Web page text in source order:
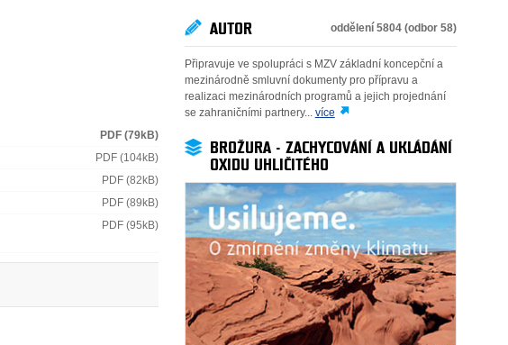
PDF (79kB)
PDF (104kB)
PDF (82kB)
PDF (89kB)
PDF (95kB)
AUTOR oddělení 5804 (odbor 58)
Připravuje ve spolupráci s MZV základní koncepční a
mezinárodně smluvní dokumenty pro přípravu a
realizaci mezinárodních programů a jejich projednání
se zahraničními partnery... více
BROŽURA - ZACHYCOVÁNÍ A UKLÁDÁNÍ
OXIDU UHLIČITÉHO